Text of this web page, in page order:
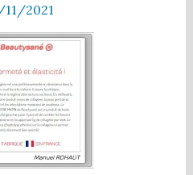
11/2021